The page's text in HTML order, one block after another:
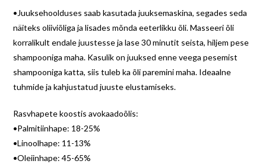
•Juuksehoolduses saab kasutada juuksemaskina, segades seda
näiteks oliiviõliga ja lisades mõnda eeterlikku õli. Masseeri õli
korralikult endale juustesse ja lase 30 minutit seista, hiljem pese
shampooniga maha. Kasulik on juuksed enne veega pesemist
shampooniga katta, siis tuleb ka õli paremini maha. Ideaalne
tuhmide ja kahjustatud juuste elustamiseks.
Rasvhapete koostis avokaadoõlis:
•Palmitiinhape: 18-25%
•Linoolhape: 11-13%
•Oleiinhape: 45-65%